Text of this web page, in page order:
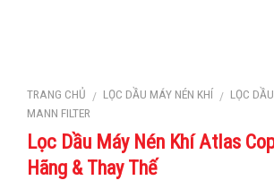
TRANG CHỦ / LỌC DẦU MÁY NÉN KHÍ / LỌC
MANN FILTER
Lọc Dầu Máy Nén Khí Atlas
Hãng & Thay Thế